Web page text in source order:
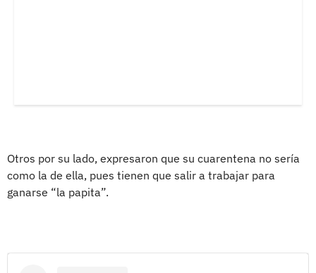
Otros por su lado, expresaron que su cuarentena no sería
como la de ella, pues tienen que salir a trabajar para
ganarse “la papita”.